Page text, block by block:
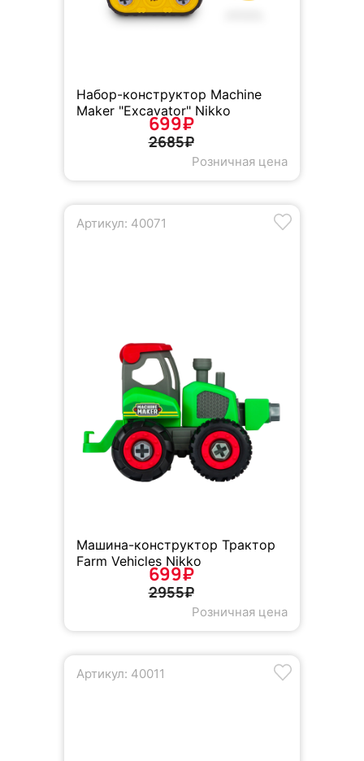
Набор-конструктор Machine
Maker "Excavator" Nikko
699₽
2685₽
Розничная цена
Артикул: 40071
Машина-конструктор Трактор
Farm Vehicles Nikko
699₽
2955₽
Розничная цена
Артикул: 40011